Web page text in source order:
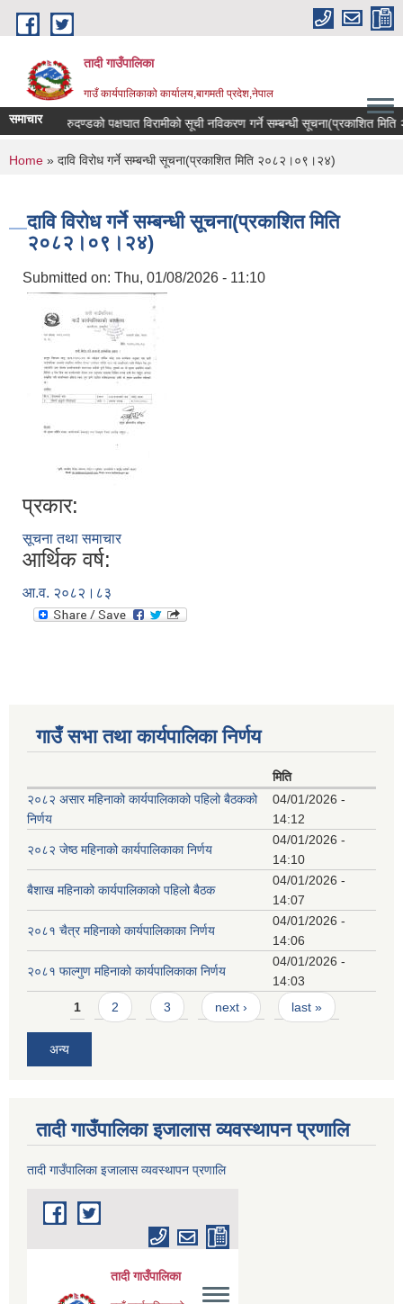
Skip to main content
तादी गाउँपालिका
गाउँ कार्यपालिकाको कार्यालय,बागमती प्रदेश,नेपाल
समाचाररोगी र मेरुदण्डको पक्षघात विरामीको सूची नविकरण गर्ने सम्बन्धी सूचना(प्रकाशित
You are here
Home » दावि विरोध गर्ने सम्बन्धी सूचना(प्रकाशित मिति २०८२।०९।२४)
दावि विरोध गर्ने सम्बन्धी सूचना(प्रकाशित मिति
२०८२।०९।२४)
Submitted on: Thu, 01/08/2026 - 11:10
प्रकार:
सूचना तथा समाचार
आर्थिक वर्ष:
आ.व. २०८२।८३
गाउँ सभा तथा कार्यपालिका निर्णय
मिति
२०८२ असार महिनाको कार्यपालिकाको पहिलो बैठकको
निर्णय
04/01/2026 -
14:12
२०८२ जेष्ठ महिनाको कार्यपालिकाका निर्णय
04/01/2026 -
14:10
बैशाख महिनाको कार्यपालिकाको पहिलो बैठक
04/01/2026 -
14:07
२०८१ चैत्र महिनाको कार्यपालिकाका निर्णय
04/01/2026 -
14:06
२०८१ फाल्गुण महिनाको कार्यपालिकाका निर्णय
04/01/2026 -
14:03
Pages
1 2 3 next › last »
अन्य
तादी गाउँपालिका इजालास व्यवस्थापन प्रणालि
तादी गाउँपालिका इजालास व्यवस्थापन प्रणालि